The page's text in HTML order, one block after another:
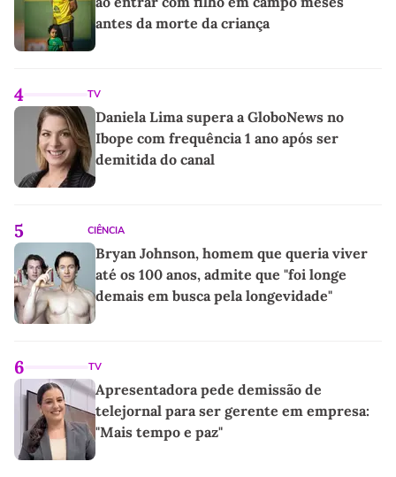
antes da morte da criança
4 TV
Daniela Lima supera a GloboNews no
Ibope com frequência 1 ano após ser
demitida do canal
5 CIÊNCIA
Bryan Johnson, homem que queria viver
até os 100 anos, admite que "foi longe
demais em busca pela longevidade"
6 TV
Apresentadora pede demissão de
telejornal para ser gerente em empresa:
"Mais tempo e paz"